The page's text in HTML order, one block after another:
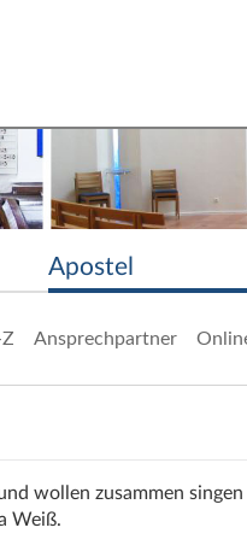
Apostel
Ansprechpartner
wollen zusammen singen
Weiß.